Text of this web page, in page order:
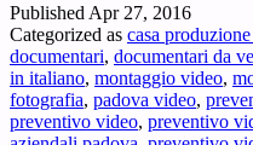
Published Apr 27, 2016
Categorized as casa
documentari, documentari da
in italiano, montaggio video,
fotografia, padova video,
preventivo video, preventivo